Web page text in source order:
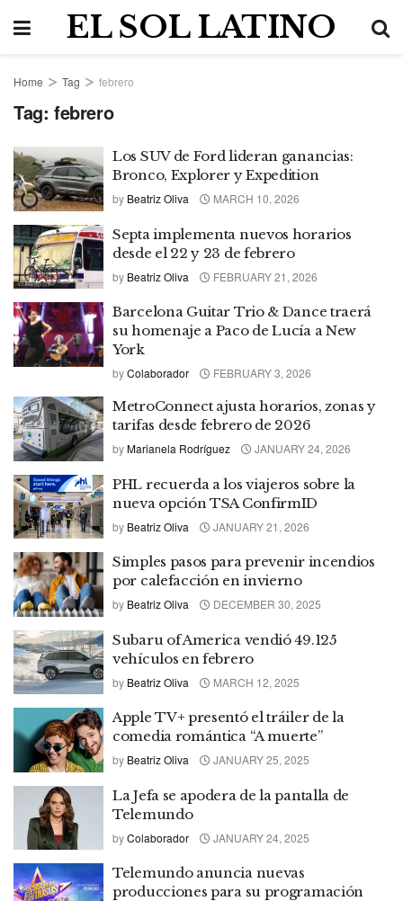
EL SOL LATINO
Home Tag febrero
Tag: febrero
Los SUV de Ford lideran ganancias:
Bronco, Explorer y Expedition
by Beatriz Oliva MARCH 10, 2026
Septa implementa nuevos horarios
desde el 22 y 23 de febrero
by Beatriz Oliva FEBRUARY 21, 2026
Barcelona Guitar Trio & Dance traerá
su homenaje a Paco de Lucía a New
York
byColaborador FEBRUARY 3, 2026
MetroConnect ajusta horarios, zonas y
tarifas desde febrero de 2026
byMarianela Rodríguez JANUARY 24, 2026
PHL recuerda a los viajeros sobre la
nueva opción TSA ConfirmID
by Beatriz Oliva JANUARY 21, 2026
Simples pasos para prevenir incendios
por calefacción en invierno
by Beatriz Oliva DECEMBER 30, 2025
Subaru of America vendió 49.125
vehículos en febrero
by Beatriz Oliva MARCH 12, 2025
Apple TV+ presentó el tráiler de la
comedia romántica “A muerte”
by Beatriz Oliva JANUARY 25, 2025
La Jefa se apodera de la pantalla de
Telemundo
byColaborador JANUARY 24, 2025
Telemundo anuncia nuevas
producciones para su programación